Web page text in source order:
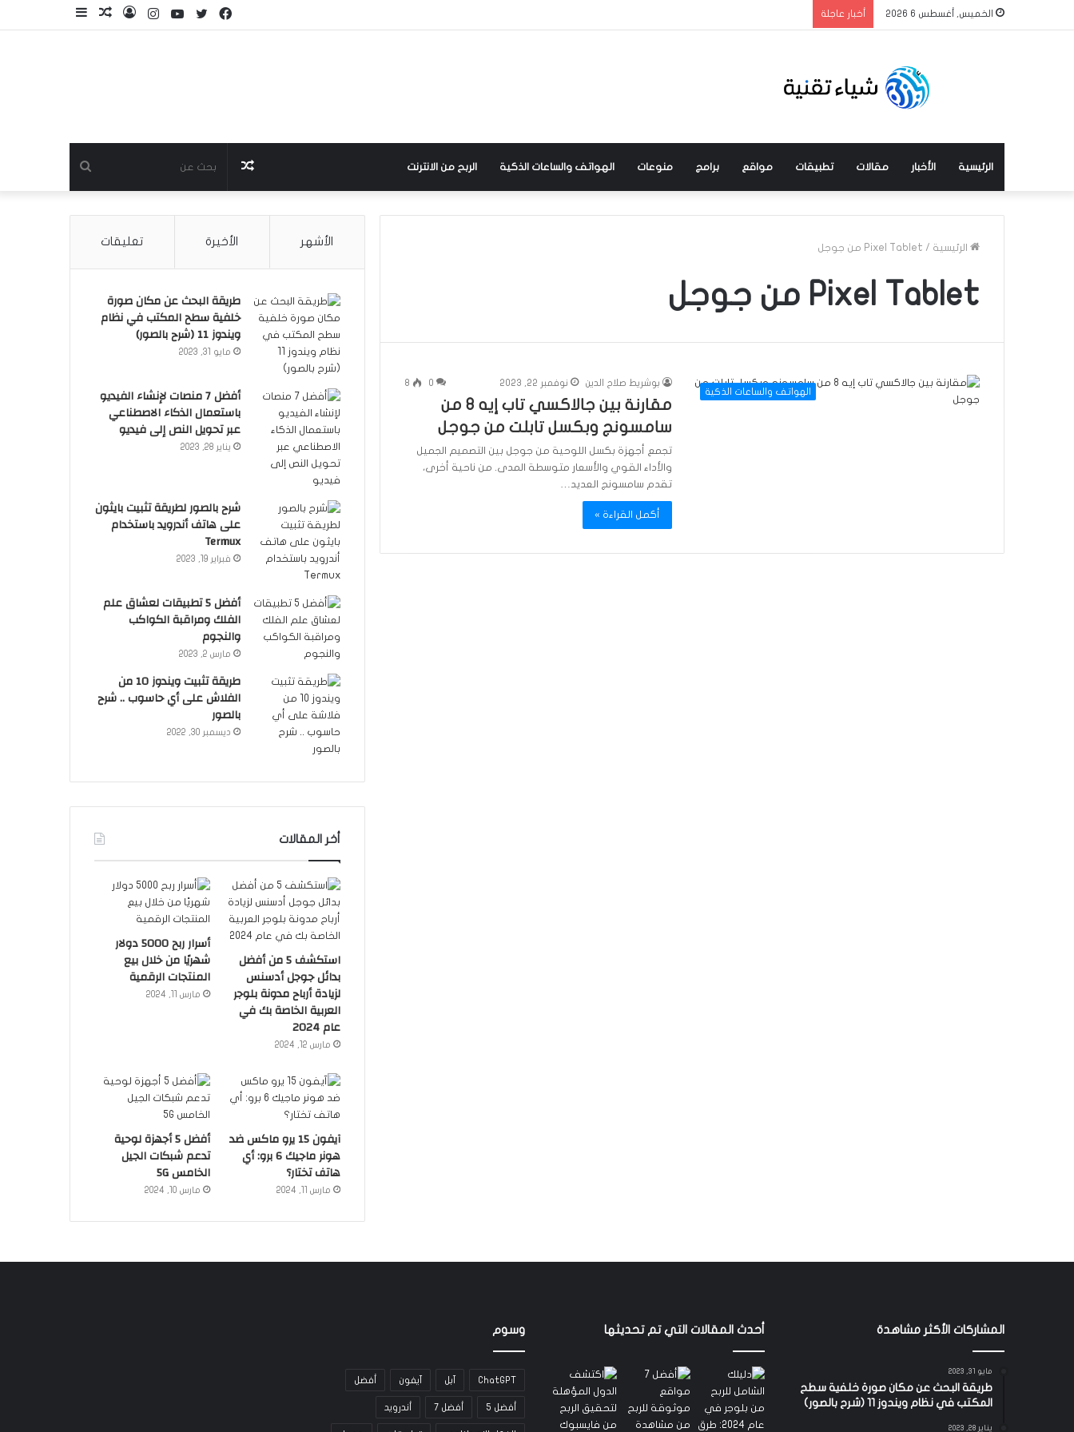
الخميس, أغسطس 6 2026 أخبار عاجلة مقالتسجيلانستقراميوتيوب تويتر
فيسبوك
الرئيسية الأخبار مقالات تطبيقات مواقع برامج منوعات الهواتف والساعات الذكية الربح من الانترنت
عن
مقال
عشوائي
الرئيسية / Pixel Tablet من جوجل
Pixel Tablet من جوجل
الهواتف والساعات الذكية
بوشريط صلاح الدين نوفمبر 22, 2023 0
8
مقارنة بين جالاكسي تاب إيه 8 من
سامسونج وبكسل تابلت من جوجل
تجمع أجهزة بكسل اللوحية من جوجل بين التصميم الجميل
والأداء القوي والأسعار متوسطة المدى. من ناحية أخرى،
تقدم سامسونج العديد…
أكمل القراءة »
الأشهر الأخيرة تعليقات
طريقة البحث عن مكان صورة
خلفية سطح المكتب في نظام
ويندوز 11 (شرح بالصور)
مايو 31, 2023
أفضل 7 منصات لإنشاء الفيديو
باستعمال الذكاء الاصطناعي
عبر تحويل النص إلى فيديو
يناير 28, 2023
شرح بالصور لطريقة تثبيت بايثون
على هاتف أندرويد باستخدام
Termux
فبراير 19, 2023
أفضل 5 تطبيقات لعشاق علم
الفلك ومراقبة الكواكب
والنجوم
مارس 2, 2023
طريقة تثبيت ويندوز 10 من
الفلاش على أي حاسوب .. شرح
بالصور
ديسمبر 30, 2022
أخر المقالات
استكشف 5 من أفضل
بدائل جوجل أدسنس
لزيادة أرباح مدونة بلوجر
العربية الخاصة بك في
عام 2024
مارس 12, 2024
أسرار ربح 5000 دولار
شهريًا من خلال بيع
المنتجات الرقمية
مارس 11, 2024
آيفون 15 يرو ماكس ضد
هونر ماجيك 6 برو: أي
هاتف تختار؟
مارس 11, 2024
أفضل 5 أجهزة لوحية
تدعم شبكات الجيل
الخامس 5G
مارس 10, 2024
المشاركات الأكثر مشاهدة
مايو 31, 2023
طريقة البحث عن مكان صورة خلفية سطح
المكتب في نظام ويندوز 11 (شرح بالصور)
يناير 28, 2023
أحدث المقالات التي تم تحديثها وسوم
ChatGPT آبل آيفون أفضل
أفضل 5 أفضل 7 أندرويد